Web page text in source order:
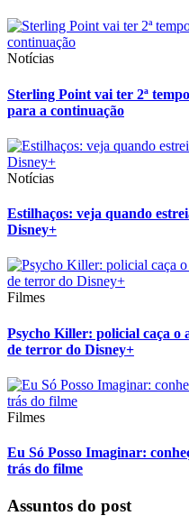
Notícias
Sterling Point vai ter 2ª
para a continuação
Notícias
Estilhaços: veja quando
Disney+
Filmes
Psycho Killer: policial caça o
de terror do Disney+
Filmes
Eu Só Posso Imaginar:
trás do filme
Assuntos do post